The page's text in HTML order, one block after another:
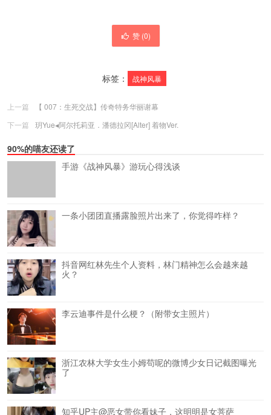
赞 (0)
标签： 战神风暴
上一篇
【 007：生死交战】传奇特务华丽谢幕
下一篇
玥Yue◂阿尔托莉亚．潘德拉冈[Alter] 着物Ver.
90%的喵友还读了
手游《战神风暴》游玩心得浅谈
一条小团团直播露脸照片出来了，你觉得咋样？
抖音网红林先生个人资料，林门精神怎么会越来越
火？
李云迪事件是什么梗？（附带女主照片）
浙江农林大学女生小姆苟呢的微博少女日记截图曝光
了
知乎UP主@恶女带你看妹子，这明明是女菩萨